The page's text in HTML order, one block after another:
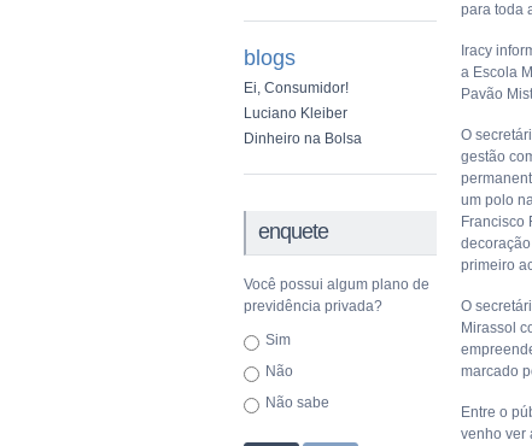
blogs
Ei, Consumidor!
Luciano Kleiber
Dinheiro na Bolsa
enquete
Você possui algum plano de
previdência privada?
Sim
Não
Não sabe
para toda
Iracy
a Escola
Pavão
O
gestão
um polo
Francisco
primeiro
O
Mirassol
marcado
Entre o
venho ver